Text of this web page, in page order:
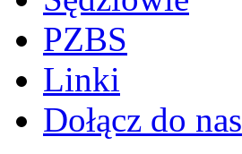
PZBS
Linki
Dołącz do nas